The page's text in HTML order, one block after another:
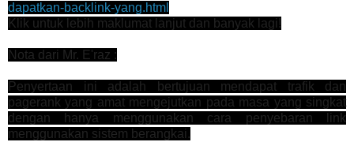
dapatkan-backlink-yang.html
Klik untuk lebih maklumat lanjut dan banyak lagi!
Nota dari Mr. E'raz :
Penyertaan ini adalah bertujuan mendapat trafik dan
pagerank yang amat mengejutkan pada masa yang singkat
dengan hanya menggunakan cara penyebaran link
menggunakan sistem berangkai.